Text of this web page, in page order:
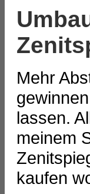
Mehr
lassen.
meinem
kaufen